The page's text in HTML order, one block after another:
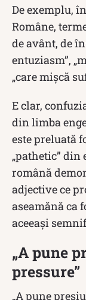
De exemplu,
Române,
de avânt, de
entuziasm”,
„care mișcă
E clar,
din limba
este preluată
„pathetic” din
română
adjective ce
aseamănă ca
aceeași
„A pune
pressure”
„A pune